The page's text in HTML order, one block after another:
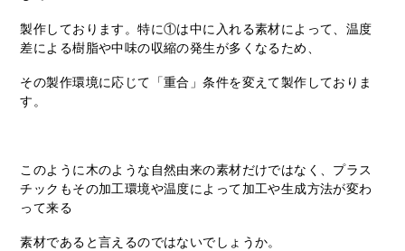
製作しております。特に①は中に入れる素材によって、温度
差による樹脂や中味の収縮の発生が多くなるため、
その製作環境に応じて「重合」条件を変えて製作しておりま
す。
このように木のような自然由来の素材だけではなく、プラス
チックもその加工環境や温度によって加工や生成方法が変わ
って来る
素材であると言えるのではないでしょうか。